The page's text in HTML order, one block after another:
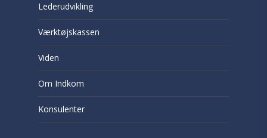
Lederudvikling
Værktøjskassen
Viden
Om Indkom
Konsulenter